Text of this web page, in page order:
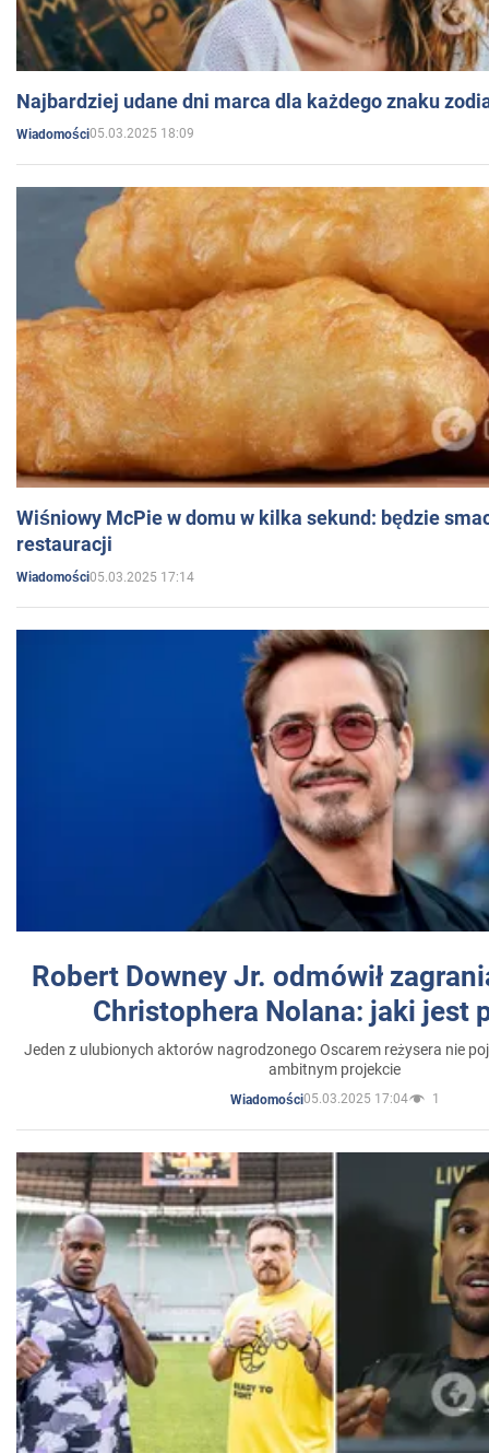
Najbardziej udane dni marca dla każdego znaku
Wiadomości05.03.2025 18:09
Wiśniowy McPie w domu w kilka sekund: będzie
restauracji
Wiadomości05.03.2025 17:14
Robert Downey Jr. odmówił
Christophera Nolana: jaki jest
Jeden z ulubionych aktorów nagrodzonego Oscarem reżysera nie
ambitnym projekcie
Wiadomości05.03.2025 17:04 1